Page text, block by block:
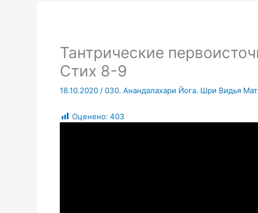
Тантрические
Стих 8-9
18.10.2020 / 030. Анандалахари Йога. Шри Видья
Оценено: 403